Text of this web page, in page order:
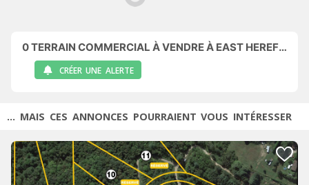
0TERRAIN COMMERCIAL À VENDRE À EAST HEREFORD
CRÉER UNE ALERTE
... MAIS CES ANNONCES POURRAIENT VOUS INTÉRESSER